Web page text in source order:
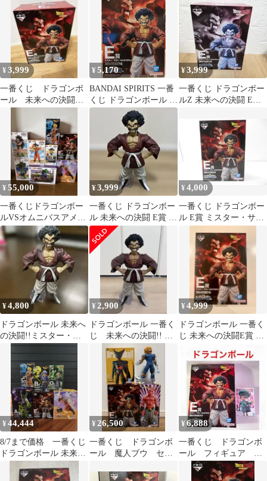
ト
¥3,999
一番くじ ドラゴンボ
ール 未来への決闘
ン 箱破れ有り
¥5,170
BANDAI SPIRITS 一番
くじ ドラゴンボール 未
来への決闘!! E賞 ミス
ター・サタン
MASTERLISE
¥3,999
一番くじ ドラゴンボー
ルZ 未来への決闘 E賞
¥55,000
一番くじドラゴンボー
ルVSオムニバスアメイ
ジング 未来への決闘
8体セット
¥3,999
一番くじ ドラゴンボー
ル 未来への決闘 E賞 ミ
スター・サタン
¥4,000
一番くじ ドラゴンボー
ル E賞 ミスター・サタ
¥4,800
ドラゴンボール 未来へ
の決闘!!ミスター・サ
タンのMASTERLISEフ
¥ 2,900
ドラゴンボール 一番く
じ 未来への決闘!! E
賞 サタン
¥4,999
ドラゴンボール 一番く
じ 未来への決闘E賞 ミ
¥44,444
8/7まで価格 一番くじ
ドラゴンボール 未来へ
¥ 26,500
一番くじ ドラゴンボ
ール 魔人ブウ セ
おまけ
¥6,888
一番くじ ドラゴンボ
ール フィギュア サ
タン パン 新品未開
封 2個セット